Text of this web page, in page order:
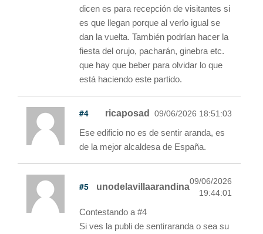
dicen es para recepción de visitantes si
es que llegan porque al verlo igual se
dan la vuelta. También podrían hacer la
fiesta del orujo, pacharán, ginebra etc.
que hay que beber para olvidar lo que
está haciendo este partido.
#4 ricaposad 09/06/2026 18:51:03
Ese edificio no es de sentir aranda, es
de la mejor alcaldesa de España.
#5 unodelavillaarandina
09/06/2026
19:44:01
Contestando a #4
Si ves la publi de sentiraranda o sea su